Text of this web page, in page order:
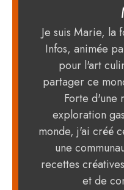
Je suis Marie, la
Infos, animée
pour l'art
partager ce
Forte d'une
exploration
monde, j'ai créé
une
recettes
et de